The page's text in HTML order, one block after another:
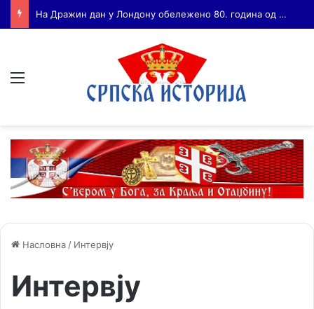
Бојанић: ВОЈА ТАНКОСИЋ – ЧОВЕК КОГА СУ СЕ ПЛАШИЛИ И ЖИВОГ И МРТВОГ, а нема ни споненик
Насловна / Интервју
Интервју